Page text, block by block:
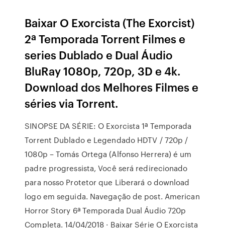
Baixar O Exorcista (The Exorcist)
2ª Temporada Torrent Filmes e
series Dublado e Dual Áudio
BluRay 1080p, 720p, 3D e 4k.
Download dos Melhores Filmes e
séries via Torrent.
SINOPSE DA SÉRIE: O Exorcista 1ª Temporada
Torrent Dublado e Legendado HDTV / 720p /
1080p – Tomás Ortega (Alfonso Herrera) é um
padre progressista, Você será redirecionado
para nosso Protetor que Liberará o download
logo em seguida. Navegação de post. American
Horror Story 6ª Temporada Dual Áudio 720p
Completa. 14/04/2018 · Baixar Série O Exorcista